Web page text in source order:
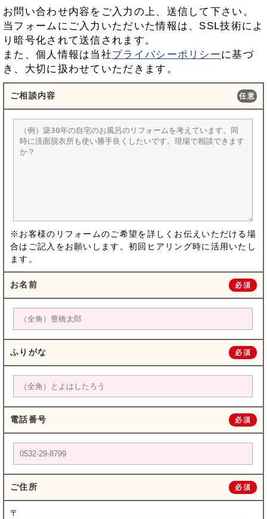
お問い合わせ内容をご入力の上、送信して下さい。
当フォームにご入力いただいた情報は、SSL技術によ
り暗号化されて送信されます。
また、個人情報は当社プライバシーポリシーに基づ
き、大切に扱わせていただきます。
ご相談内容 任意
※お客様のリフォームのご希望を詳しくお伝えいただける場
合はご記入をお願いします。初回ヒアリング時に活用いたし
ます。
お名前 必須
ふりがな 必須
電話番号 必須
ご住所 必須
〒